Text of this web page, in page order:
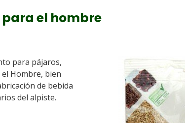
el hombre
para pájaros,
Hombre, bien
de bebida
del alpiste.